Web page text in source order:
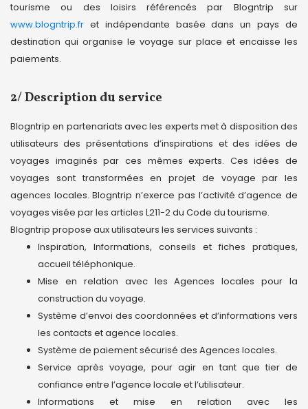
tourisme ou des loisirs référencés par Blogntrip sur
www.blogntrip.fr et indépendante basée dans un pays de
destination qui organise le voyage sur place et encaisse les
paiements.
2/ Description du service
Blogntrip en partenariats avec les experts met à disposition des
utilisateurs des présentations d’inspirations et des idées de
voyages imaginés par ces mêmes experts. Ces idées de
voyages sont transformées en projet de voyage par les
agences locales. Blogntrip n’exerce pas l’activité d’agence de
voyages visée par les articles L211-2 du Code du tourisme.
Blogntrip propose aux utilisateurs les services suivants :
Inspiration, Informations, conseils et fiches pratiques,
accueil téléphonique.
Mise en relation avec les Agences locales pour la
construction du voyage.
Système d’envoi des coordonnées et d’informations vers
les contacts et agence locales.
Système de paiement sécurisé des Agences locales.
Service après voyage, pour agir en tant que tier de
confiance entre l’agence locale et l’utilisateur.
Informations et mise en relation avec les